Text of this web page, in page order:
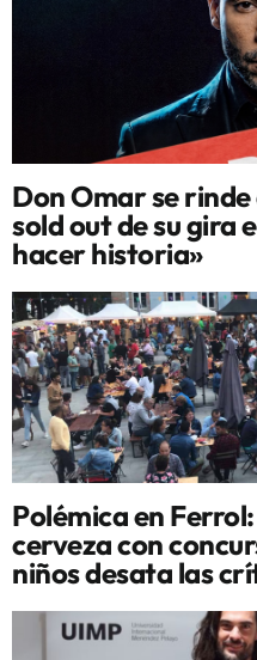
Don Omar se
sold out de su gira
hacer historia»
Polémica en
cerveza con
niños desata las